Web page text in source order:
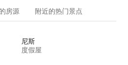
房源 附近的热门景点
尼斯
度假屋